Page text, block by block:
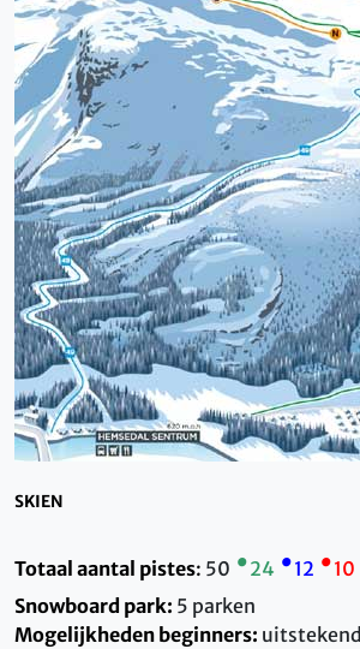
SKIEN
Totaal aantal pistes: 50 •24 •12 •10
Snowboard park: 5 parken
Mogelijkheden beginners: uitstekend